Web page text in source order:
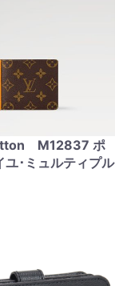
M12837 ポ
ユ･ミュルティプル